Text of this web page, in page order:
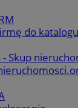
do katalogu
- Skup